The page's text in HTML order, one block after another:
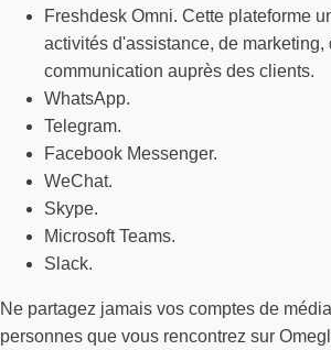
Freshdesk Omni. Cette plateforme
activités d'assistance, de marketing,
communication auprès des clients.
WhatsApp.
Telegram.
Facebook Messenger.
WeChat.
Skype.
Microsoft Teams.
Slack.
Ne partagez jamais vos comptes de
personnes que vous rencontrez sur